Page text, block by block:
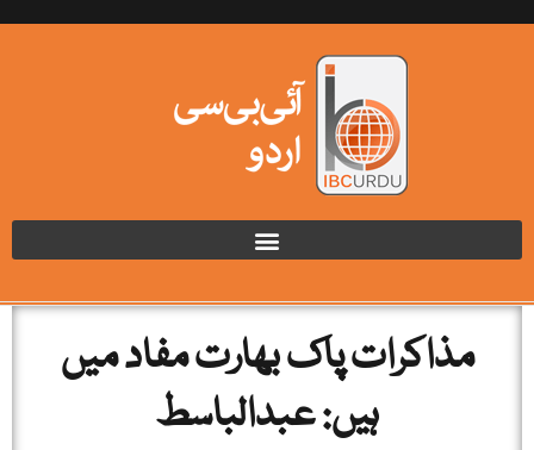
مذاکرات پاک بھارت مفاد میں
ہیں: عبدالباسط